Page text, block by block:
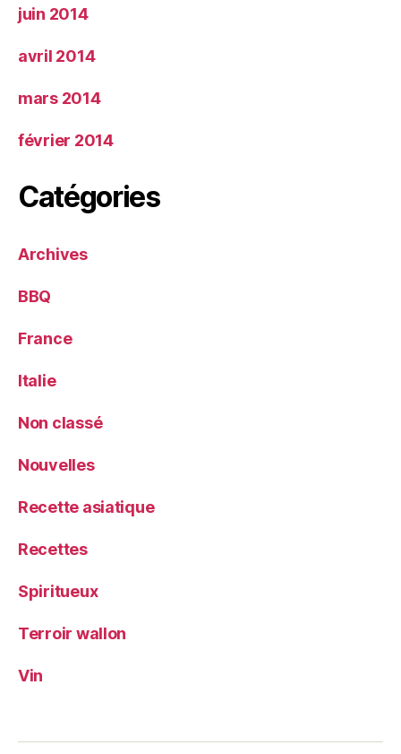
juin 2014
avril 2014
mars 2014
février 2014
Catégories
Archives
BBQ
France
Italie
Non classé
Nouvelles
Recette asiatique
Recettes
Spiritueux
Terroir wallon
Vin